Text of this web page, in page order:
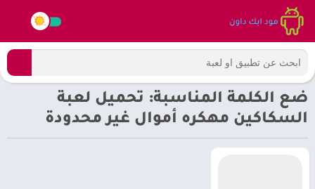
ضع الكلمة المناسبة: تحميل لعبة
السكاكين مهكره أموال غير محدودة